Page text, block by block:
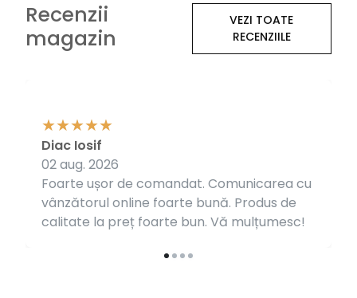
Recenzii
magazin
VEZI TOATE
RECENZIILE
Foarte ușor de comandat. Comunicarea cu
vânzătorul online foarte bună. Produs de
calitate la preț foarte bun. Vă mulțumesc!
Diac Iosif
02 aug. 2026